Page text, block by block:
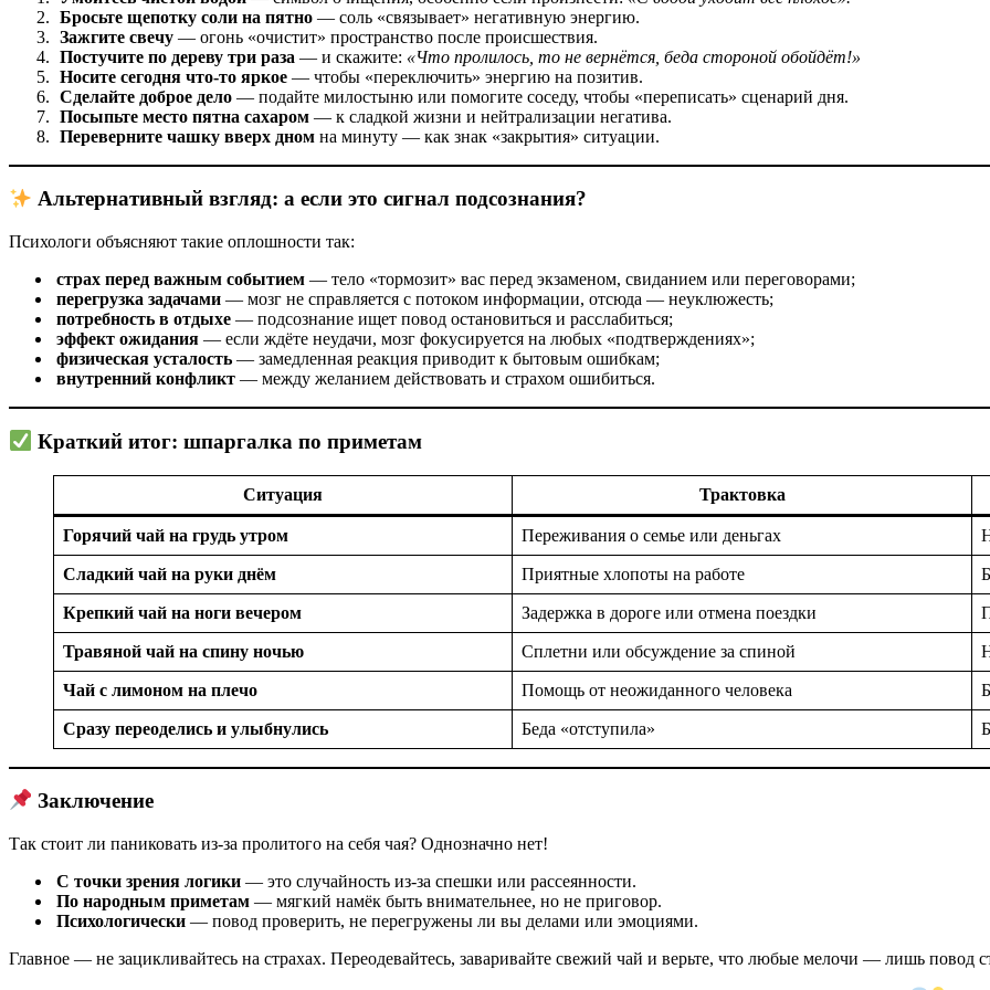
Бросьте щепотку соли на пятно — соль «связывает» негативную энергию.
Зажгите свечу — огонь «очистит» пространство после происшествия.
Постучите по дереву три раза — и скажите: «Что пролилось, то не вернётся, беда стороной обойдёт!»
Носите сегодня что‑то яркое — чтобы «переключить» энергию на позитив.
Сделайте доброе дело — подайте милостыню или помогите соседу, чтобы «переписать» сценарий дня.
Посыпьте место пятна сахаром — к сладкой жизни и нейтрализации негатива.
Переверните чашку вверх дном на минуту — как знак «закрытия» ситуации.
Альтернативный взгляд: а если это сигнал подсознания?
Психологи объясняют такие оплошности так:
страх перед важным событием — тело «тормозит» вас перед экзаменом, свиданием или переговорами;
перегрузка задачами — мозг не справляется с потоком информации, отсюда — неуклюжесть;
потребность в отдыхе — подсознание ищет повод остановиться и расслабиться;
эффект ожидания — если ждёте неудачи, мозг фокусируется на любых «подтверждениях»;
физическая усталость — замедленная реакция приводит к бытовым ошибкам;
внутренний конфликт — между желанием действовать и страхом ошибиться.
Краткий итог: шпаргалка по приметам
Ситуация Трактовка
Горячий чай на грудь утром Переживания о семье или деньгах
Сладкий чай на руки днём Приятные хлопоты на работе
Крепкий чай на ноги вечером Задержка в дороге или отмена поездки
Травяной чай на спину ночью Сплетни или обсуждение за спиной
Чай с лимоном на плечо Помощь от неожиданного человека
Сразу переоделись и улыбнулись Беда «отступила»
Заключение
Так стоит ли паниковать из‑за пролитого на себя чая? Однозначно нет!
С точки зрения логики — это случайность из‑за спешки или рассеянности.
По народным приметам — мягкий намёк быть внимательнее, но не приговор.
Психологически — повод проверить, не перегружены ли вы делами или эмоциями.
Главное — не зацикливайтесь на страхах. Переодевайтесь, заваривайте свежий чай и верьте, что любые мелочи — лишь повод